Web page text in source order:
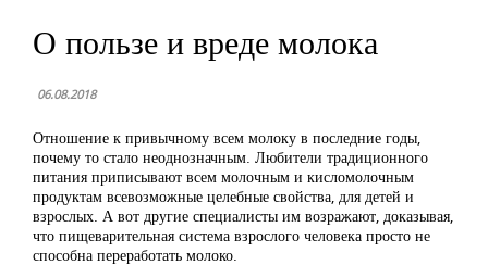
О пользе и вреде молока
06.08.2018
Отношение к привычному всем молоку в последние годы,
почему то стало неоднозначным. Любители традиционного
питания приписывают всем молочным и кисломолочным
продуктам всевозможные целебные свойства, для детей и
взрослых. А вот другие специалисты им возражают, доказывая,
что пищеварительная система взрослого человека просто не
способна переработать молоко.